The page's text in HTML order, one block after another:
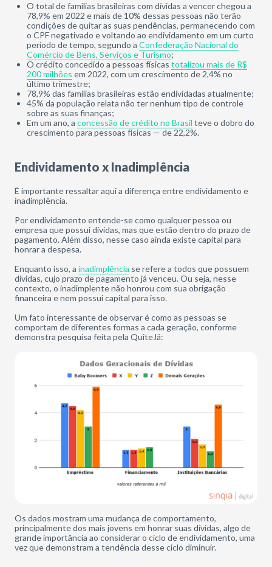
O total de famílias brasileiras com dívidas a vencer chegou a
78,9% em 2022 e mais de 10% dessas pessoas não terão
condições de quitar as suas pendências, permanecendo com
o CPF negativado e voltando ao endividamento em um curto
período de tempo, segundo a Confederação Nacional do
Comércio de Bens, Serviços e Turismo;
O crédito concedido a pessoas físicas totalizou mais de R$
200 milhões em 2022, com um crescimento de 2,4% no
último trimestre;
78,9% das famílias brasileiras estão endividadas atualmente;
45% da população relata não ter nenhum tipo de controle
sobre as suas finanças;
Em um ano, a concessão de crédito no Brasil teve o dobro do
crescimento para pessoas físicas — de 22,2%.
Endividamento x Inadimplência
É importante ressaltar aqui a diferença entre endividamento e
inadimplência.
Por endividamento entende-se como qualquer pessoa ou
empresa que possui dívidas, mas que estão dentro do prazo de
pagamento. Além disso, nesse caso ainda existe capital para
honrar a despesa.
Enquanto isso, a inadimplência se refere a todos que possuem
dívidas, cujo prazo de pagamento já venceu. Ou seja, nesse
contexto, o inadimplente não honrou com sua obrigação
financeira e nem possui capital para isso.
Um fato interessante de observar é como as pessoas se
comportam de diferentes formas a cada geração, conforme
demonstra pesquisa feita pela QuiteJá:
Os dados mostram uma mudança de comportamento,
principalmente dos mais jovens em honrar suas dívidas, algo de
grande importância ao considerar o ciclo de endividamento, uma
vez que demonstram a tendência desse ciclo diminuir.